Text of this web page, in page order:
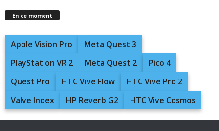
En ce moment
Apple Vision Pro
Meta Quest 3
PlayStation VR 2
Meta Quest 2
Pico 4
Quest Pro
HTC Vive Flow
HTC Vive Pro 2
Valve Index
HP Reverb G2 HTC Vive Cosmos